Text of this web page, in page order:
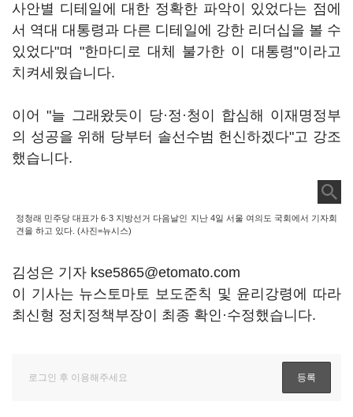
사안별 디테일에 대한 정확한 파악이 있었다는 점에
서 역대 대통령과 다른 디테일에 강한 리더십을 볼 수
있었다"며 "한마디로 대체 불가한 이 대통령"이라고
치켜세웠습니다.
이어 "늘 그래왔듯이 당·정·청이 합심해 이재명정부
의 성공을 위해 당부터 솔선수범 헌신하겠다"고 강조
했습니다.
정청래 민주당 대표가 6·3 지방선거 다음날인 지난 4일 서울 여의도 국회에서 기자회
견을 하고 있다. (사진=뉴시스)
김성은 기자 kse5865@etomato.com
이 기사는 뉴스토마토 보도준칙 및 윤리강령에 따라
최신형 정치정책부장이 최종 확인·수정했습니다.